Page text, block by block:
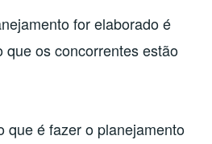
for elaborado é
que os concorrentes estão
que é fazer o planejamento